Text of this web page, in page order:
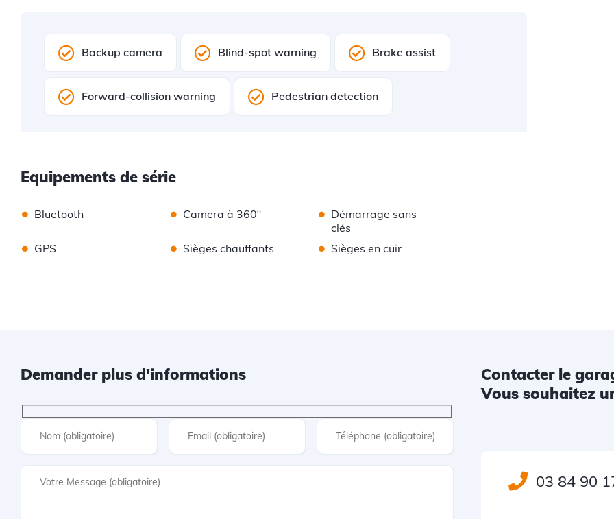
Backup camera Blind-spot warning Brake assist
Forward-collision warning Pedestrian detection
Equipements de série
• Bluetooth • Camera à 360° • Démarrage sans
clés
• GPS • Sièges chauffants • Sièges en cuir
Demander plus d'informations
Contacter le
Vous souhaitez
03 84 90